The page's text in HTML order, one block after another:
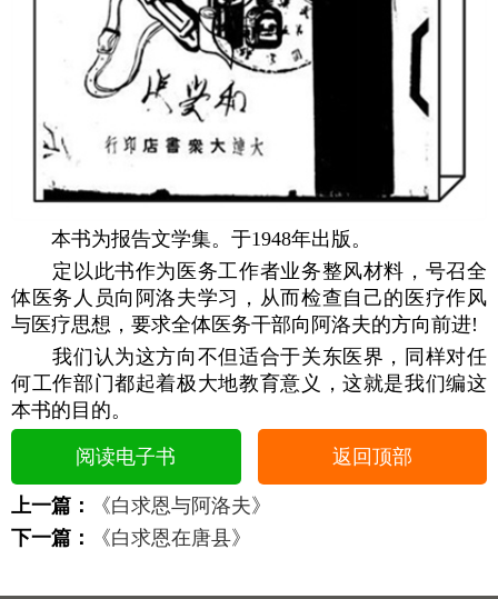
本书为报告文学集。于1948年出版。
定以此书作为医务工作者业务整风材料，号召全
体医务人员向阿洛夫学习，从而检查自己的医疗作风
与医疗思想，要求全体医务干部向阿洛夫的方向前进!
我们认为这方向不但适合于关东医界，同样对任
何工作部门都起着极大地教育意义，这就是我们编这
本书的目的。
阅读电子书 返回顶部
上一篇：
《白求恩与阿洛夫》
下一篇：
《白求恩在唐县》